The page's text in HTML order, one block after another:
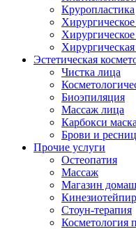
Круропластика
Эстетическая
Чистка лица
Биоэпиляция
Массаж лица
Карбокси маска
Брови и
Прочие услуги
Остеопатия
Массаж
Магазин
Стоун-терапия
Косметология